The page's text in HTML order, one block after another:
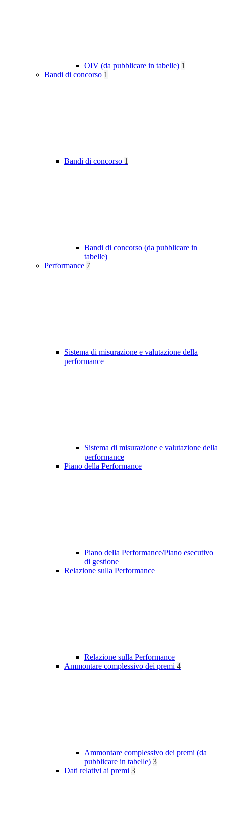
OIV (da pubblicare in tabelle) 1
Bandi di concorso 1
Bandi di concorso 1
Bandi di concorso (da pubblicare in
tabelle)
Performance 7
Sistema di misurazione e valutazione della
performance
Sistema di misurazione e valutazione della
performance
Piano della Performance
Piano della Performance/Piano esecutivo
di gestione
Relazione sulla Performance
Relazione sulla Performance
Ammontare complessivo dei premi 4
Ammontare complessivo dei premi (da
pubblicare in tabelle) 3
Dati relativi ai premi 3